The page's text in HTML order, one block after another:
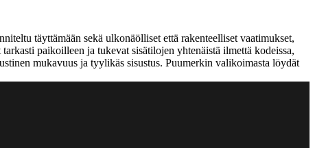
täyttämään sekä ulkonäölliset että rakenteelliset vaatimukset,
paikoilleen ja tukevat sisätilojen yhtenäistä ilmettä kodeissa,
mukavuus ja tyylikäs sisustus. Puumerkin valikoimasta löydät